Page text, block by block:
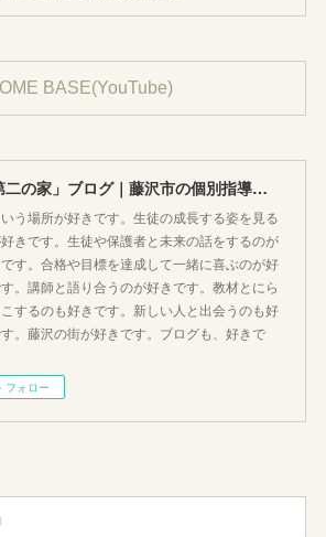
BASE(YouTube)
「第二の家」ブログ｜藤沢市の個別指導塾のお話
う場所が好きです。生徒の成長する姿を見る
きです。生徒や保護者と未来の話をするのが
す。合格や目標を達成して一緒に喜ぶのが好
。講師と語り合うのが好きです。教材とにら
するのも好きです。新しい人と出会うのも好
。藤沢の街が好きです。ブログも、好きで
フォロー